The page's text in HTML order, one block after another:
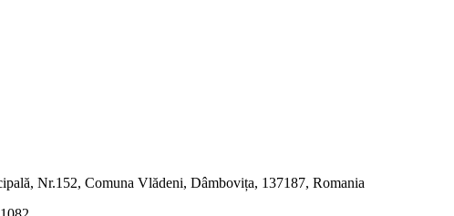
Nr.152, Comuna Vlădeni, Dâmbovița, 137187, Romania